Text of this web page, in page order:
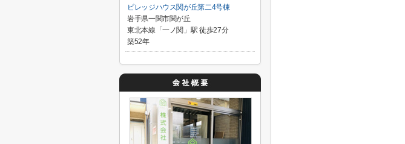
ビレッジハウス関が丘第二4号棟
岩手県一関市関が丘
東北本線「一ノ関」駅 徒歩27分
築52年